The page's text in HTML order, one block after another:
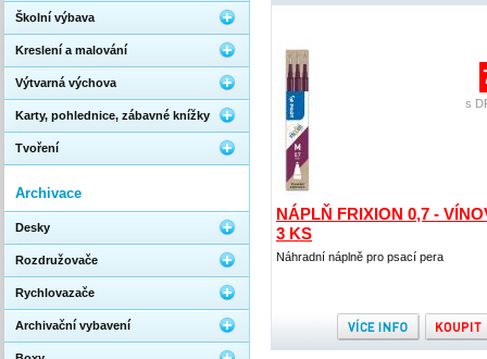
NÁPLŇ FRIXION 0,7 -
3 KS
Náhradní náplně pro psací pera
s
Školní výbava
Kreslení a malování
Výtvarná výchova
Karty, pohlednice, zábavné knížky
Tvoření
Archivace
Desky
Rozdružovače
Rychlovazače
Archivační vybavení